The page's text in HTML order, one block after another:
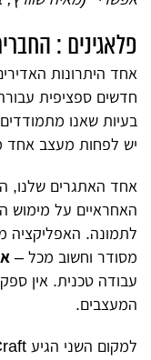
פלאגינים :
חדשים ספציפית עבורה
בעיות שאנו
יש לפחות מעצב אחד
אחד האתגרים שלנו,
מסודר וחשוב מכל –
המעצבים.